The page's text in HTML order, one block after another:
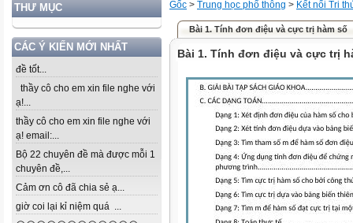
THƯ MỤC
CÁC Ý KIẾN MỚI NHẤT
đề tốt...
thầy cô cho em xin file nghe với
ạ!...
thầy cô cho em xin file nghe với
ạ! email:...
Bộ 22 chuyên đề mà được mỗi 1
chuyên đề,...
Cảm ơn cô đã chia sẻ ạ...
giờ coi lại kỉ niệm quá ...
Gốc > Trung học phổ thông > Kết nối Tri
Bài 1. Tính đơn điệu và cực trị hàm số
Bài 1. Tính đơn điệu và cực trị